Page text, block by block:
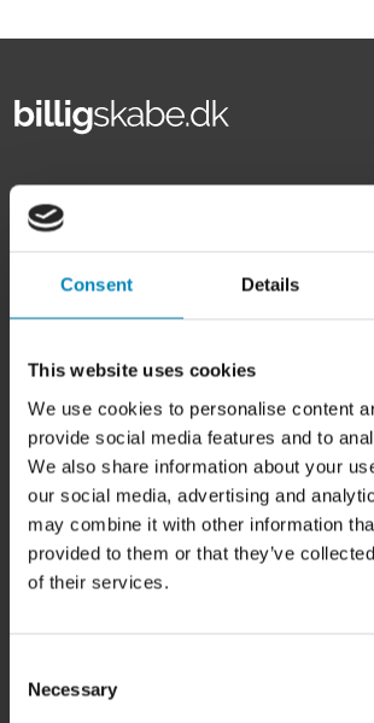
Consent Details
This website uses cookies
We use cookies to personalise content
provide social media features and to
We also share information about your
our social media, advertising and
may combine it with other information
provided to them or that they’ve
of their services.
Selection
Necessary
HER FINDER DU OS
BilligSkabe.dk
SHOWROOM OG WEBSHOP
info@billigskabe.dk
CVR: 27428959
HJÆLP & SUPPORT
Kundeservice
FAQ
Samlevejledninger
Tegning og tilbud
Samlede skabe
Skabslåger - oversigt